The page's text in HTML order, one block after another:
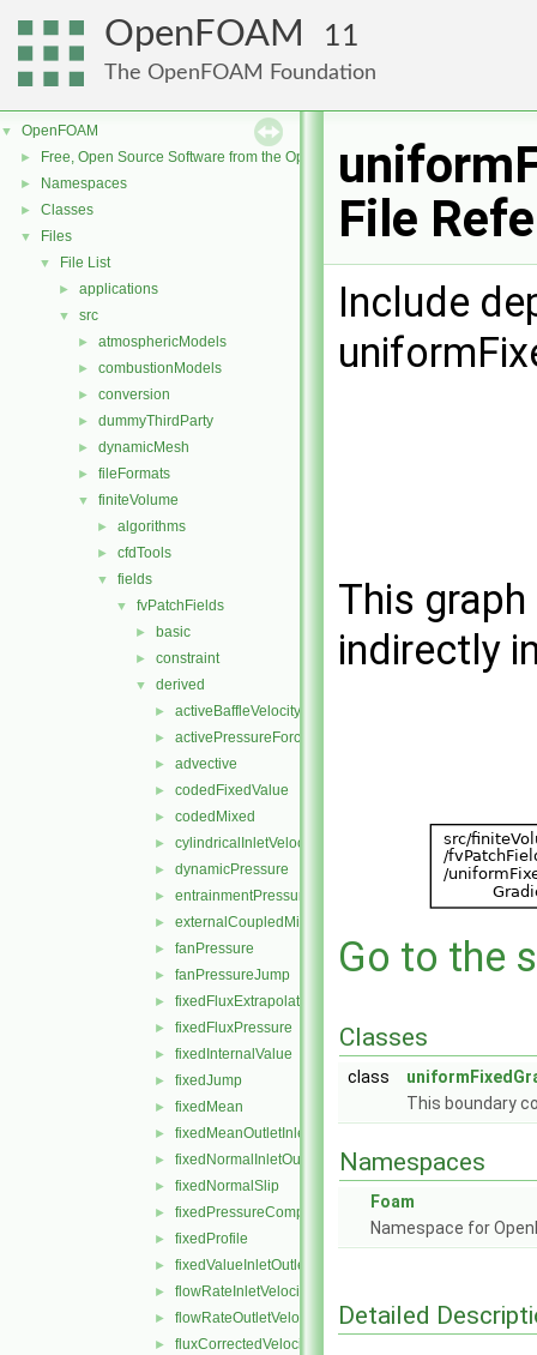
OpenFOAM 11
The OpenFOAM Foundation
▼ OpenFOAM
► Free, Open Source Software from the OpenFOAM Foundation
► Namespaces
► Classes
▼ Files
▼ File List
► applications
▼ src
► atmosphericModels
► combustionModels
► conversion
► dummyThirdParty
► dynamicMesh
► fileFormats
▼ finiteVolume
► algorithms
► cfdTools
▼ fields
▼ fvPatchFields
► basic
► constraint
▼ derived
► activeBaffleVelocity
► activePressureForceBaffleVelocity
► advective
► codedFixedValue
► codedMixed
► cylindricalInletVelocity
► dynamicPressure
► entrainmentPressure
► externalCoupledMixed
► fanPressure
► fanPressureJump
► fixedFluxExtrapolatedPressure
► fixedFluxPressure
► fixedInternalValue
► fixedJump
► fixedMean
► fixedMeanOutletInlet
► fixedNormalInletOutletVelocity
► fixedNormalSlip
► fixedPressureCompressibleDensity
► fixedProfile
► fixedValueInletOutlet
► flowRateInletVelocity
► flowRateOutletVelocity
► fluxCorrectedVelocity
File
Include
This
indirectly
Go to the
Classes
class
This boundary
Namespaces
Foam
Namespace for
Detailed